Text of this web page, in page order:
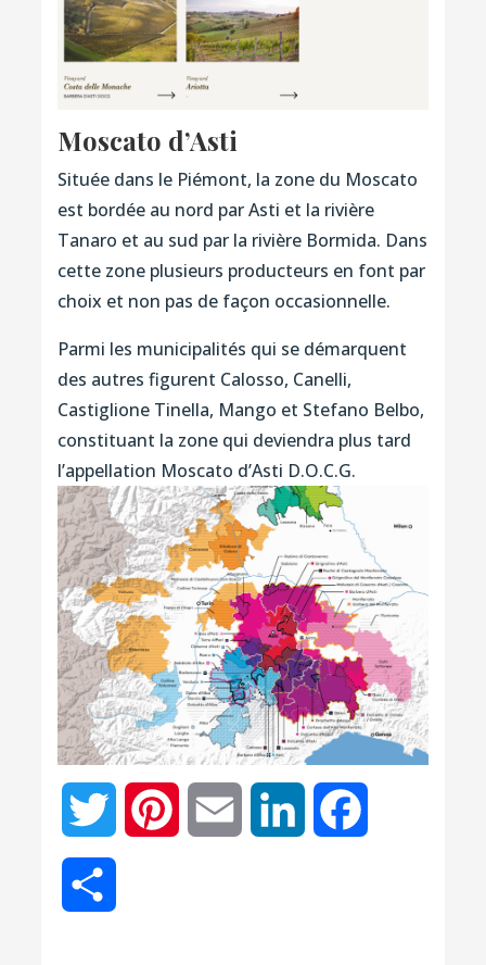
Moscato d’Asti
Située dans le Piémont, la zone du Moscato
est bordée au nord par Asti et la rivière
Tanaro et au sud par la rivière Bormida. Dans
cette zone plusieurs producteurs en font par
choix et non pas de façon occasionnelle.
Parmi les municipalités qui se démarquent
des autres figurent Calosso, Canelli,
Castiglione Tinella, Mango et Stefano Belbo,
constituant la zone qui deviendra plus tard
l’appellation Moscato d’Asti D.O.C.G.
Twitter Pinterest Email LinkedIn